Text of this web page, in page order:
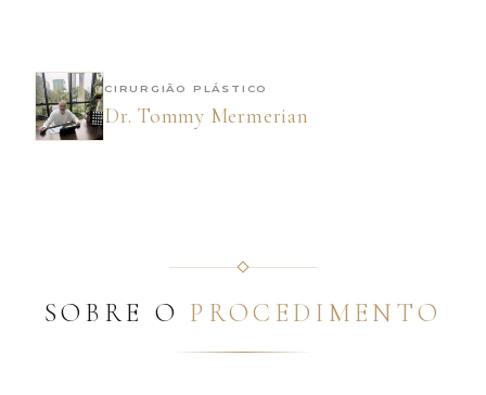
CIRURGIÃO PLÁSTICO
Dr. Tommy Mermerian
SOBRE O PROCEDIMENTO